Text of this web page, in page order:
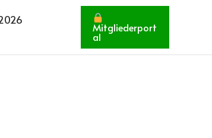
Mitgliederport
al